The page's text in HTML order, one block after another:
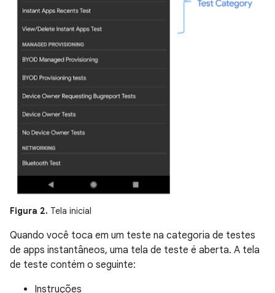
Figura 2. Tela inicial
Quando você toca em um teste na categoria de testes
de apps instantâneos, uma tela de teste é aberta. A tela
de teste contém o seguinte:
Instruções